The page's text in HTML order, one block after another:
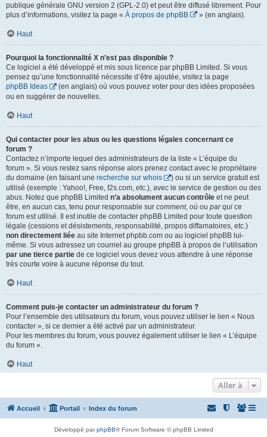
publique générale GNU version 2 (GPL-2.0) et peut être diffusé librement. Pour
plus d’informations, visitez la page « À propos de phpBB » (en anglais).
Haut
Pourquoi la fonctionnalité X n’est pas disponible ?
Ce logiciel a été développé et mis sous licence par phpBB Limited. Si vous
pensez qu’une fonctionnalité nécessite d’être ajoutée, visitez la page
phpBB Ideas
(en anglais) où vous pouvez voter pour des idées proposées
ou en suggérer de nouvelles.
Haut
Qui contacter pour les abus ou les questions légales concernant ce
forum ?
Contactez n’importe lequel des administrateurs de la liste « L’équipe du
forum ». Si vous restez sans réponse alors prenez contact avec le propriétaire
du domaine (en faisant une recherche sur whois
) ou si un service gratuit est
utilisé (exemple : Yahoo!, Free, f2s.com, etc.), avec le service de gestion ou des
abus. Notez que phpBB Limited n’a absolument aucun contrôle et ne peut
être, en aucun cas, tenu pour responsable sur comment, où ou par qui ce
forum est utilisé. Il est inutile de contacter phpBB Limited pour toute question
légale (cessions et désistements, responsabilité, propos diffamatoires, etc.)
non directement liée au site Internet phpbb.com ou au logiciel phpBB lui-
même. Si vous adressez un courriel au groupe phpBB à propos de l’utilisation
par une tierce partie de ce logiciel vous devez vous attendre à une réponse
très courte voire à aucune réponse du tout.
Haut
Comment puis-je contacter un administrateur du forum ?
Pour l’ensemble des utilisateurs du forum, vous pouvez utiliser le lien « Nous
contacter », si ce dernier a été activé par un administrateur.
Pour les membres du forum, vous pouvez également utiliser le lien « L’équipe
du forum ».
Haut
Aller à
Accueil Portail Index du forum
Développé parphpBB® Forum Software © phpBB Limited